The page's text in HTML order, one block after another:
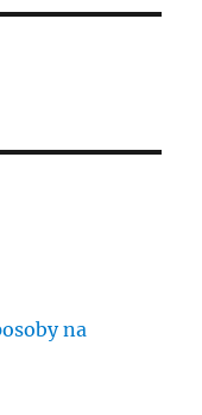
STR
na